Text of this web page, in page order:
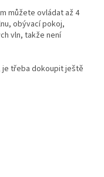
můžete ovládat až 4
obývací pokoj,
vln, takže není
je třeba dokoupit ještě